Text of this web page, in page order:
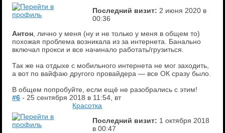
Последний визит: 2 июня 2020 в
00:36
Антон , лично у меня (ну и не только у меня в общем то)
похожая проблема возникала из за интернета. Банально
включал прокси и все начинало работать/грузиться.
Так же на отдыхе с мобильного интернета не мог заходить,
а вот по вайфаю другого провайдера — все ОК сразу было.
В общем попробуйте, если ещё не разобрались с этим!
#6 - 25 сентября 2018 в 11:54, вт
Красотка
Последний визит: 1 октября 2018
в 00:47